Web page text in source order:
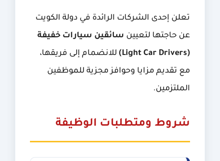
تعلن إحدى الشركات الرائدة في دولة الكويت
عن حاجتها لتعيين سائقين سيارات خفيفة
(Light Car Drivers)
للانضمام إلى فريقها،
مع تقديم مزايا وحوافز مجزية للموظفين
الملتزمين.
شروط ومتطلبات الوظيفة